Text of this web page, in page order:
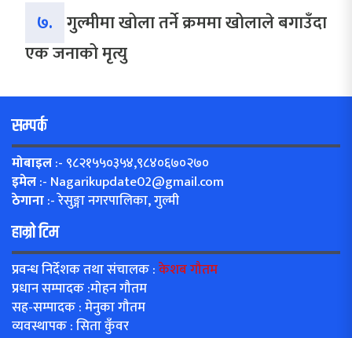
७. गुल्मीमा खोला तर्ने क्रममा खोलाले बगाउँदा
एक जनाको मृत्यु
सम्पर्क
मोबाइल:- ९८२१५५०३५४,९८४०६७०२७०
इमेल:- Nagarikupdate02@gmail.com
ठेगाना:- रेसुङ्गा नगरपालिका, गुल्मी
हाम्रो टिम
प्रवन्ध निर्देशक तथा संचालक :केशब गौतम
प्रधान सम्पादक :मोहन गौतम
सह-सम्पादक : मेनुका गौतम
व्यवस्थापक : सिता कुँवर